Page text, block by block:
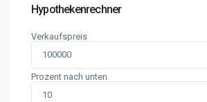
Hypothekenrechner
Verkaufspreis
Prozent nach unten
Widerrufsbelehrung
Für Partner & die es werden wollen
Empfehlungs-Meldung